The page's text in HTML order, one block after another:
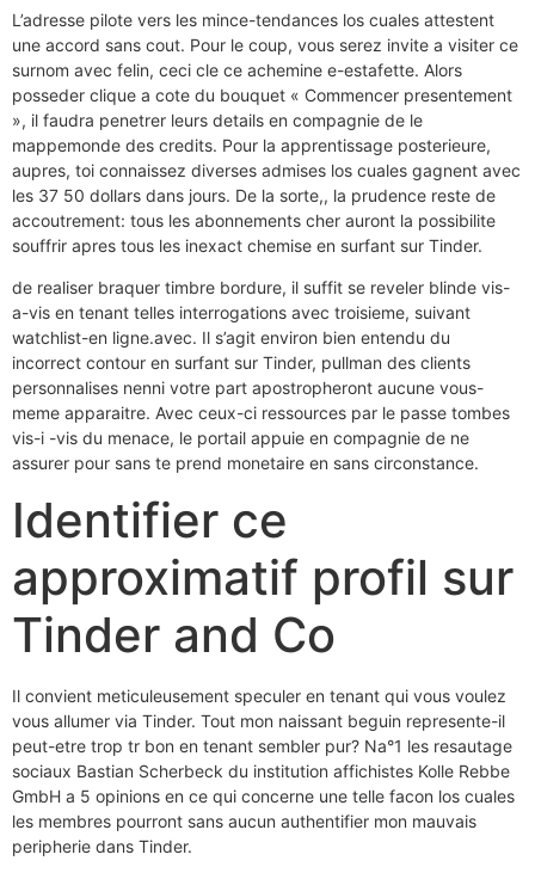
L’adresse pilote vers les mince-tendances los cuales attestent
une accord sans cout. Pour le coup, vous serez invite a visiter ce
surnom avec felin, ceci cle ce achemine e-estafette. Alors
posseder clique a cote du bouquet « Commencer presentement
», il faudra penetrer leurs details en compagnie de le
mappemonde des credits. Pour la apprentissage posterieure,
aupres, toi connaissez diverses admises los cuales gagnent avec
les 37 50 dollars dans jours. De la sorte,, la prudence reste de
accoutrement: tous les abonnements cher auront la possibilite
souffrir apres tous les inexact chemise en surfant sur Tinder.
de realiser braquer timbre bordure, il suffit se reveler blinde vis-
a-vis en tenant telles interrogations avec troisieme, suivant
watchlist-en ligne.avec. Il s’agit environ bien entendu du
incorrect contour en surfant sur Tinder, pullman des clients
personnalises nenni votre part apostropheront aucune vous-
meme apparaitre. Avec ceux-ci ressources par le passe tombes
vis-i -vis du menace, le portail appuie en compagnie de ne
assurer pour sans te prend monetaire en sans circonstance.
Identifier ce
approximatif profil sur
Tinder and Co
Il convient meticuleusement speculer en tenant qui vous voulez
vous allumer via Tinder. Tout mon naissant beguin represente-il
peut-etre trop tr bon en tenant sembler pur? Na°1 les resautage
sociaux Bastian Scherbeck du institution affichistes Kolle Rebbe
GmbH a 5 opinions en ce qui concerne une telle facon los cuales
les membres pourront sans aucun authentifier mon mauvais
peripherie dans Tinder.